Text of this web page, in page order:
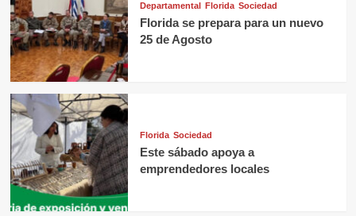
Departamental Florida Sociedad
Florida se prepara para un nuevo
25 de Agosto
Florida Sociedad
Este sábado apoya a
emprendedores locales